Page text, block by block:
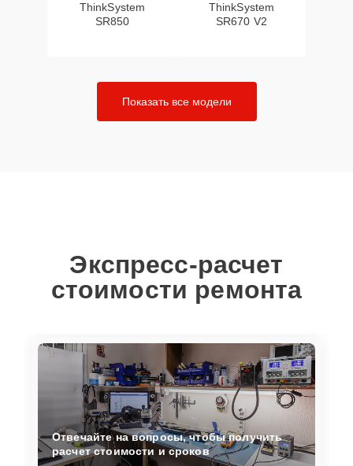
ThinkSystem
SR850
ThinkSystem
SR670 V2
Показать все модели
Экспресс-расчет
стоимости ремонта
Отвечайте на вопросы, чтобы получить
расчет стоимости и сроков